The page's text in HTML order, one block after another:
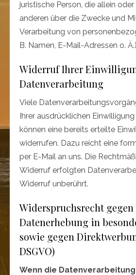
juristische Person, die allein
anderen über die Zwecke und
Verarbeitung von
B. Namen, E-Mail-Adressen o.
Widerruf Ihrer
Datenverarbeitung
Viele
Ihrer ausdrücklichen
können eine bereits erteilte
widerrufen. Dazu reicht eine
per E-Mail an uns. Die
Widerruf erfolgten
Widerruf unberührt.
Widerspruchsrecht
Datenerhebung in
sowie gegen
DSGVO)
Wenn die